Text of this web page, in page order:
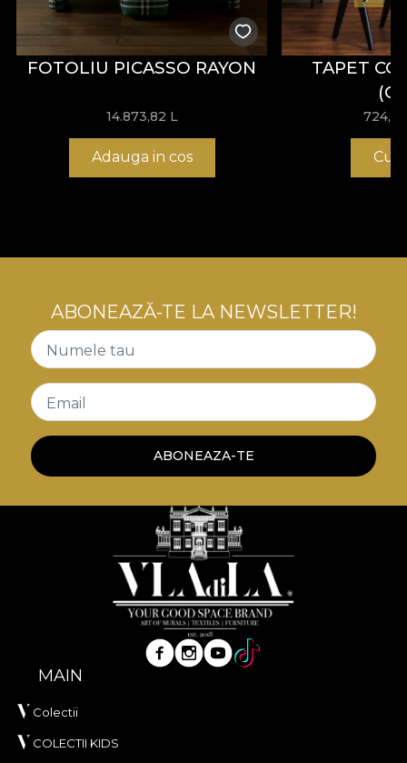
FOTOLIU PICASSO RAYON
14.873,82 L
Adauga in cos
TAPET
ABONEAZĂ-TE LA NEWSLETTER!
Numele tau
Email
ABONEAZA-TE
MAIN
Colectii
COLECTII KIDS